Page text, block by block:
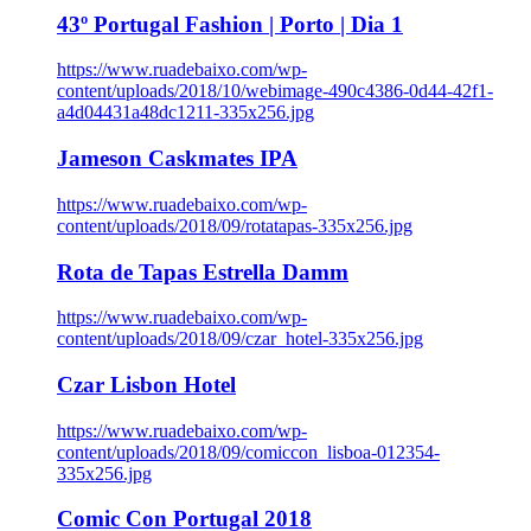
43º Portugal Fashion | Porto | Dia 1
https://www.ruadebaixo.com/wp-
content/uploads/2018/10/webimage-490c4386-0d44-42f1-
a4d04431a48dc1211-335x256.jpg
Jameson Caskmates IPA
https://www.ruadebaixo.com/wp-
content/uploads/2018/09/rotatapas-335x256.jpg
Rota de Tapas Estrella Damm
https://www.ruadebaixo.com/wp-
content/uploads/2018/09/czar_hotel-335x256.jpg
Czar Lisbon Hotel
https://www.ruadebaixo.com/wp-
content/uploads/2018/09/comiccon_lisboa-012354-
335x256.jpg
Comic Con Portugal 2018